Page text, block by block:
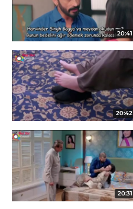
20:41
20:42
20:31